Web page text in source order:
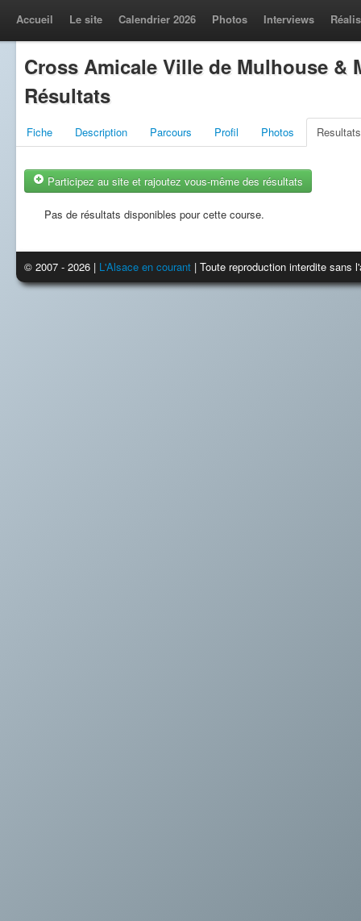
Accueil Le site Calendrier 2026 Photos Interviews
Cross Amicale Ville de Mulhouse &
Résultats
Fiche Description Parcours Profil Photos Resultats
Participez au site et rajoutez vous-même des résultats
Pas de résultats disponibles pour cette course.
© 2007 - 2026 | L'Alsace en courant | Toute reproduction interdite sans